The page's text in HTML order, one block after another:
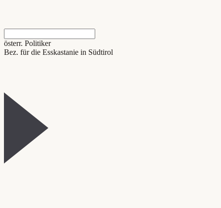
österr. Politiker
Bez. für die Esskastanie in Südtirol